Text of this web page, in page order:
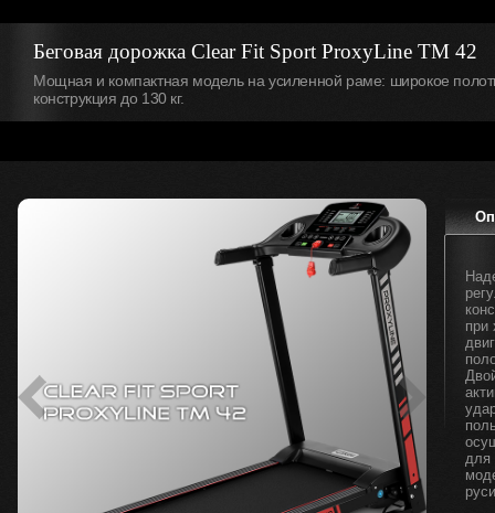
Беговая дорожка Clear Fit Sport ProxyLine TM 42
Мощная и компактная модель на усиленной раме: широкое
конструкция до 130 кг.
при
для